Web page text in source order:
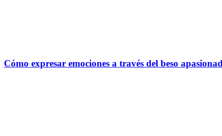
Cómo expresar emociones a través del beso